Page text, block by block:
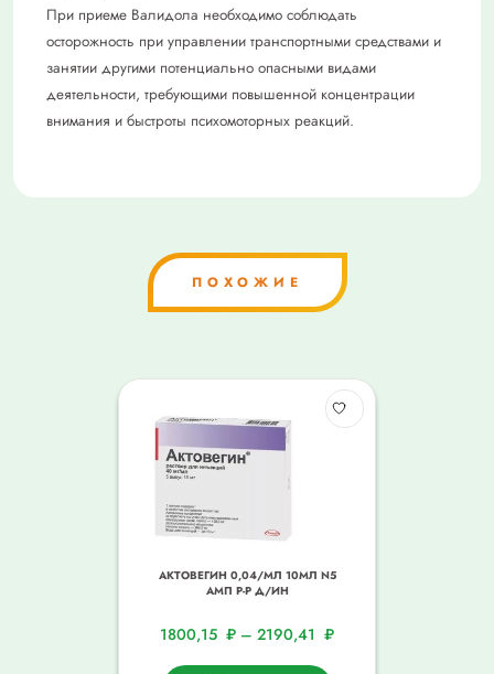
При приеме Валидола необходимо соблюдать
осторожность при управлении транспортными средствами и
занятии другими потенциально опасными видами
деятельности, требующими повышенной концентрации
внимания и быстроты психомоторных реакций.
ПОХОЖИЕ
АКТОВЕГИН 0,04/МЛ 10МЛ N5
АМП Р-Р Д/ИН
1800,15 ₽ – 2190,41 ₽